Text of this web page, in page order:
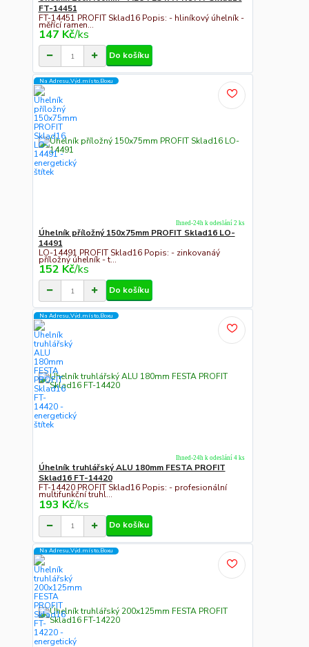
FT-14451
FT-14451 PROFIT Sklad16 Popis: - hliníkový úhelník -
měřící ramen...
147 Kč/ks
Do košíku
Na Adresu,Výd.místo,Boxu
Úhelník příložný 150x75mm PROFIT Sklad16 LO-
14491
LO-14491 PROFIT Sklad16 Popis: - zinkovanáý
příložný úhelník - t...
152 Kč/ks
Ihned-24h k odeslání 2 ks
Do košíku
Na Adresu,Výd.místo,Boxu
Úhelník truhlářský ALU 180mm FESTA PROFIT
Sklad16 FT-14420
FT-14420 PROFIT Sklad16 Popis: - profesionální
multifunkční truhl...
193 Kč/ks
Ihned-24h k odeslání 4 ks
Do košíku
Na Adresu,Výd.místo,Boxu